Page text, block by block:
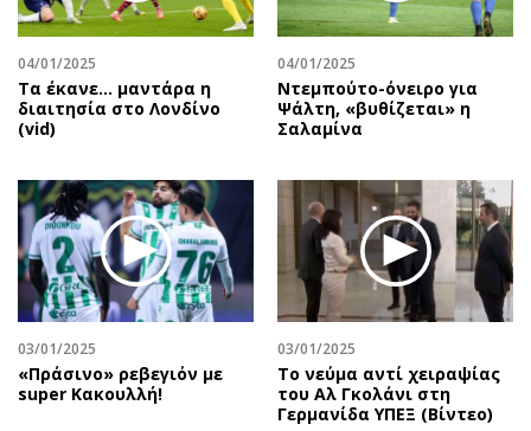
04/01/2025
Τα έκανε… μαντάρα η
διαιτησία στο Λονδίνο
(vid)
04/01/2025
Ντεμπούτο-όνειρο για
Ψάλτη, «βυθίζεται» η
Σαλαμίνα
03/01/2025
«Πράσινο» ρεβεγιόν με
super Κακουλλή!
03/01/2025
Το νεύμα αντί χειραψίας
του Αλ Γκολάνι στη
Γερμανίδα ΥΠΕΞ (Βίντεο)